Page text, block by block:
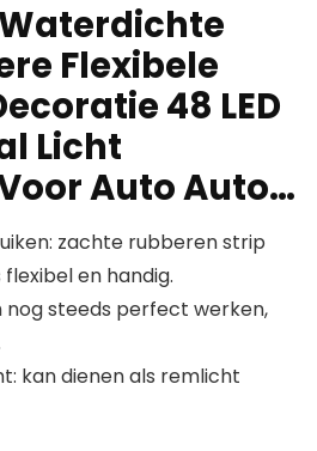
Flexibele
48 LED
Licht
Auto Auto…
zachte rubberen strip
en handig.
nog steeds perfect werken,
kan dienen als remlicht